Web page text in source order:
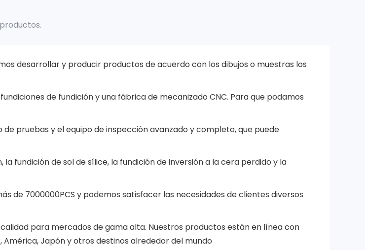
desarrollar y producir productos de acuerdo con los dibujos o muestras los
de fundición y una fábrica de mecanizado CNC. Para que podamos
pruebas y el equipo de inspección avanzado y completo, que puede
fundición de sol de sílice, la fundición de inversión a la cera perdido y la
de 7000000PCS y podemos satisfacer las necesidades de clientes diversos
para mercados de gama alta. Nuestros productos están en línea con
Japón y otros destinos alrededor del mundo